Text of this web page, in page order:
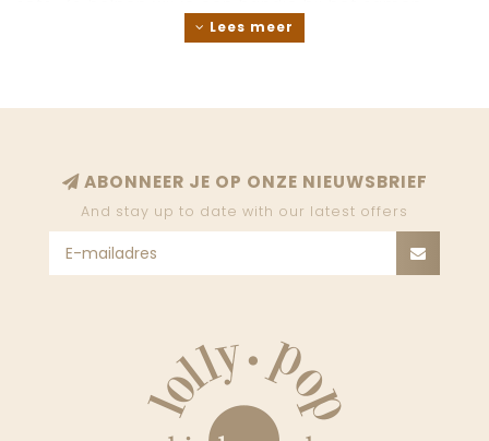
stellen van de nieuwsteLees meer
ABONNEER JE OP ONZE NIEUWSBRIEF
And stay up to date with our latest offers